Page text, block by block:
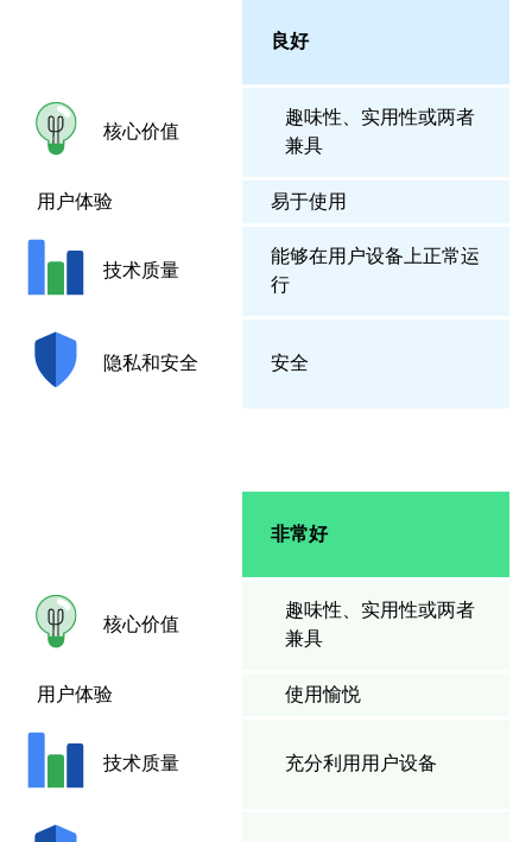
良好
核心价值
趣味性、实用性或两者
兼具
用户体验 易于使用
技术质量
能够在用户设备上正常运
行
隐私和安全 安全
非常好
核心价值
趣味性、实用性或两者
兼具
用户体验 使用愉悦
技术质量 充分利用用户设备